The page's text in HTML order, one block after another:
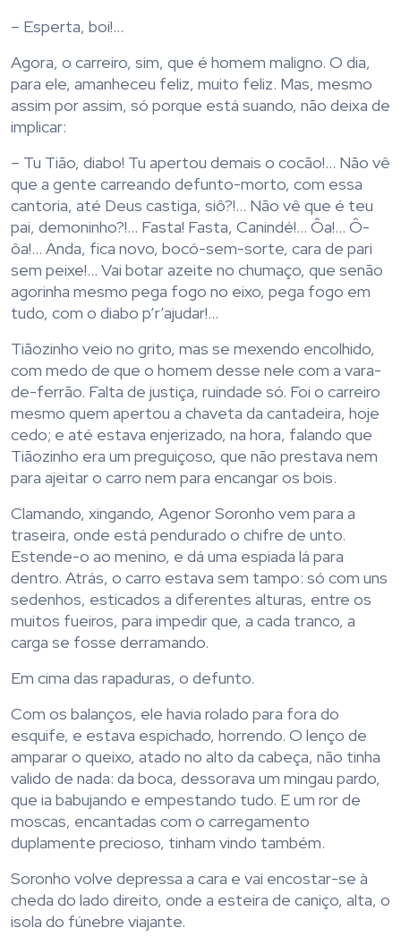
– Esperta, boi!…
Agora, o carreiro, sim, que é homem maligno. O dia,
para ele, amanheceu feliz, muito feliz. Mas, mesmo
assim por assim, só porque está suando, não deixa de
implicar:
– Tu Tião, diabo! Tu apertou demais o cocão!… Não vê
que a gente carreando defunto-morto, com essa
cantoria, até Deus castiga, siô?!… Não vê que é teu
pai, demoninho?!… Fasta! Fasta, Canindé!… Ôa!… Ô-
ôa!… Anda, fica novo, bocó-sem-sorte, cara de pari
sem peixe!… Vai botar azeite no chumaço, que senão
agorinha mesmo pega fogo no eixo, pega fogo em
tudo, com o diabo p’r’ajudar!…
Tiãozinho veio no grito, mas se mexendo encolhido,
com medo de que o homem desse nele com a vara-
de-ferrão. Falta de justiça, ruindade só. Foi o carreiro
mesmo quem apertou a chaveta da cantadeira, hoje
cedo; e até estava enjerizado, na hora, falando que
Tiãozinho era um preguiçoso, que não prestava nem
para ajeitar o carro nem para encangar os bois.
Clamando, xingando, Agenor Soronho vem para a
traseira, onde está pendurado o chifre de unto.
Estende-o ao menino, e dá uma espiada lá para
dentro. Atrás, o carro estava sem tampo: só com uns
sedenhos, esticados a diferentes alturas, entre os
muitos fueiros, para impedir que, a cada tranco, a
carga se fosse derramando.
Em cima das rapaduras, o defunto.
Com os balanços, ele havia rolado para fora do
esquife, e estava espichado, horrendo. O lenço de
amparar o queixo, atado no alto da cabeça, não tinha
valido de nada: da boca, dessorava um mingau pardo,
que ia babujando e empestando tudo. E um ror de
moscas, encantadas com o carregamento
duplamente precioso, tinham vindo também.
Soronho volve depressa a cara e vai encostar-se à
cheda do lado direito, onde a esteira de caniço, alta, o
isola do fúnebre viajante.